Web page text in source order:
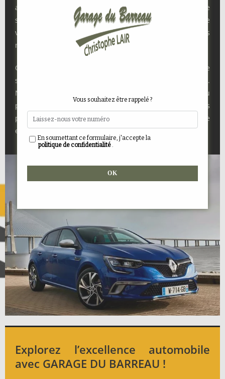
assurer un service de qualité exceptionnelle. Notre
showroom propose en permanence une exposition de
véhicules neufs, reflétant la diversité des types et des
modèles que nous mettons à votre disposition.
Quels que soient vos besoins et vos préférences, notre
sélection de voitures toutes neuves saura y répondre.
Notre équipe se tient à votre disposition tout au long du
processus d’achat, vous offrant les conseils nécessaires
pour vous permettre de choisir votre nouveau véhicule
en toute confiance.
Explorez l’excellence automobile
avec GARAGE DU BARREAU !
Vous souhaitez être rappelé ?
En soumettant ce formulaire, j'accepte la
politique de confidentialité